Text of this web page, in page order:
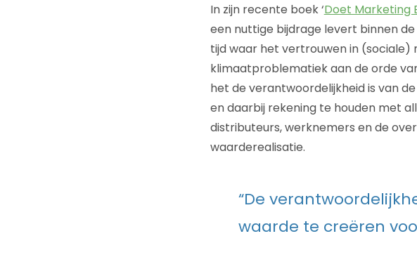
In zijn recente boek ‘Doet Marketing
een nuttige bijdrage levert binnen
tijd waar het vertrouwen in
klimaatproblematiek aan de orde
het de verantwoordelijkheid is van
en daarbij rekening te houden met
distributeurs, werknemers en de
waarderealisatie.
“De
waarde te creëren